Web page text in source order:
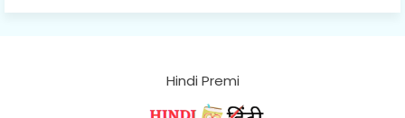
Hindi Premi